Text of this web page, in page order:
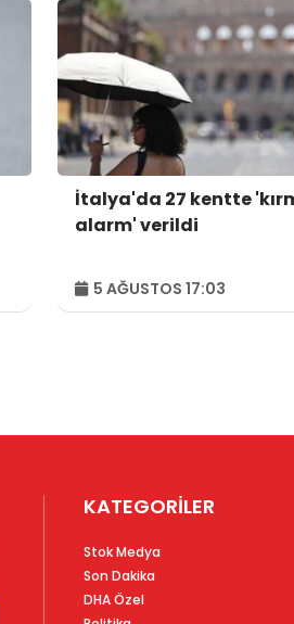
İtalya'da 27 kentte
alarm' verildi
5 AĞUSTOS 17:03
KATEGORİLER
Stok Medya
Son Dakika
DHA Özel